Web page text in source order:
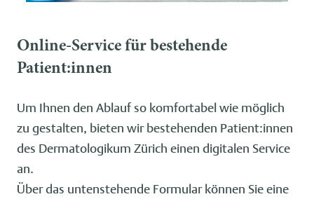
Online-Service für bestehende
Patient:innen
Um Ihnen den Ablauf so komfortabel wie möglich
zu gestalten, bieten wir bestehenden Patient:innen
des Dermatologikum Zürich einen digitalen Service
an.
Über das untenstehende Formular können Sie eine